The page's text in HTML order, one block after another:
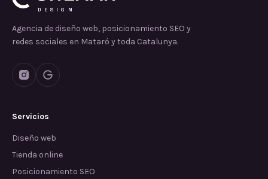
DESIGN
Agencia de diseño web, posicionamiento SEO y
redes sociales en Mataró y toda Catalunya.
Servicios
Diseño web
Tienda online
Posicionamiento SEO